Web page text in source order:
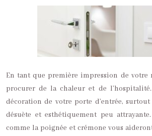
En tant que première impression de votre
procurer de la chaleur et de
décoration de votre porte d’entrée,
désuète et esthétiquement peu
comme la poignée et crémone vous